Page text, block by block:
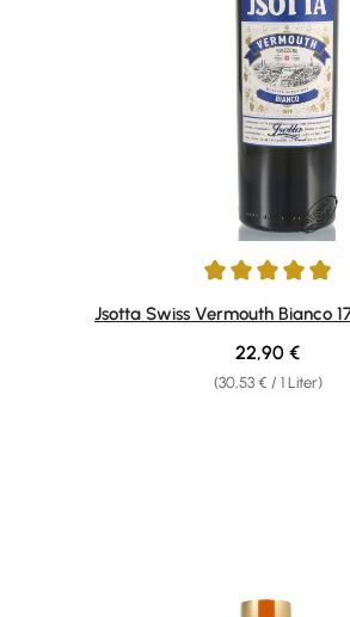
Durchschnittliche Bewertung von 5
Jsotta Swiss Vermouth Bianco
(30,53 € / 1 Liter)
Regulärer
22,90 €